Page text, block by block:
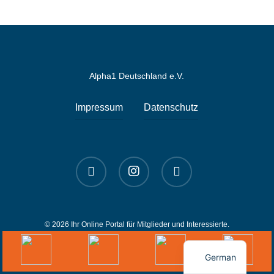
Alpha1 Deutschland e.V.
Impressum Datenschutz
linkedin instagram spotify
© 2026 Ihr Online Portal für Mitglieder und Interessierte.
German
English